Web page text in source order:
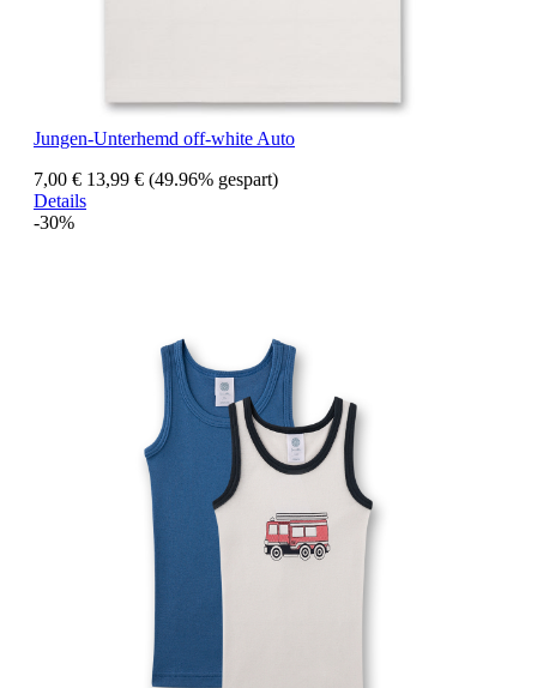
Jungen-Unterhemd off-white Auto
7,00 € 13,99 € (49.96% gespart)
Details
-30%